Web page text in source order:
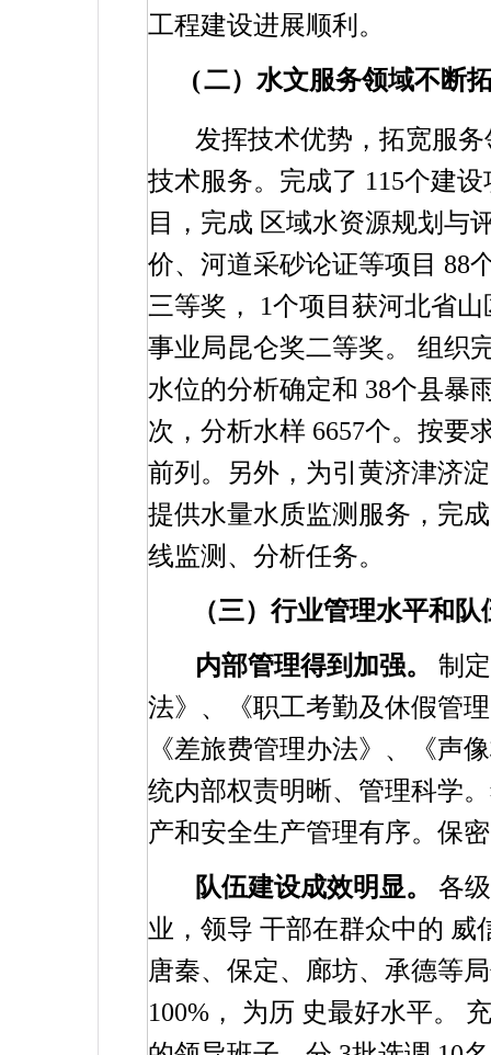
工程建设进展顺利。
(二）水文服务领域不断
发挥技术优势，拓宽服
技术服务。完成了 115个建
目，完成 区域水资源规划与
价、河道采砂论证等项目 88
三等奖， 1个项目获河北省
事业局昆仑奖二等奖。
组织
水位的分析确定和 38个县暴
次，分析水样 6657个。按要
前列。另外，为引黄济津济
提供水量水质监测服务，完
线监测、分析任务。
（三）行业管理水平和
内部管理得到加强。
制
法》、《职工考勤及休假管
《差旅费管理办法》、《声
统内部权责明晰、管理科学
产和安全生产管理有序。保
队伍建设成效明显。
各
业，领导 干部在群众中的 威
唐秦、保定、廊坊、承德等
100% ， 为历 史最好水平。